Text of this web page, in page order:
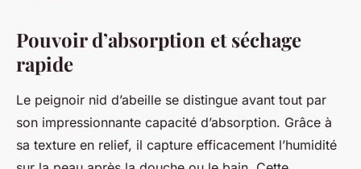
Pouvoir d’absorption et séchage
rapide
Le peignoir nid d’abeille se distingue avant tout par
son impressionnante capacité d’absorption. Grâce à
sa texture en relief, il capture efficacement l’humidité